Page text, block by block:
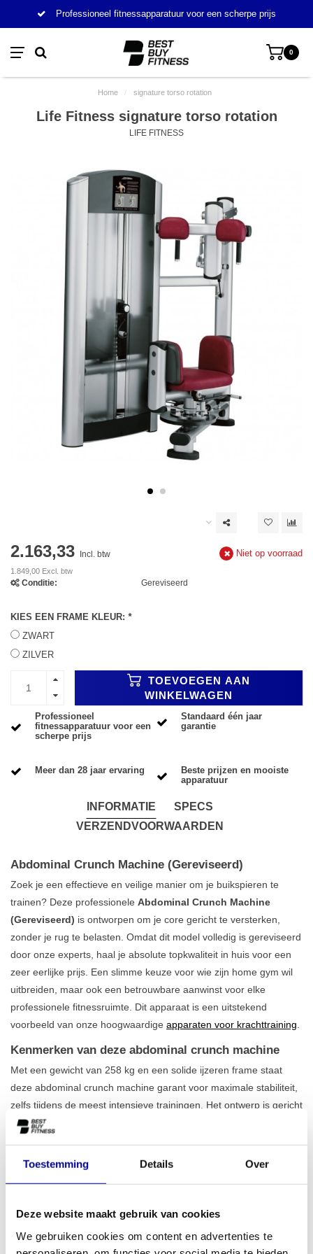
Toestemming Details Over
Deze website maakt gebruik van cookies
We gebruiken cookies om content en advertenties te
Professioneel fitnessapparatuur voor een scherpe prijs
0
Home / signature torso rotation
Life Fitness signature torso rotation
LIFE FITNESS
2.163,33 Incl. btw
1.849,00 Excl. btw
Niet op voorraad
Conditie: Gereviseerd
KIES EEN FRAME KLEUR: *
ZWART
ZILVER
TOEVOEGEN AAN
WINKELWAGEN
Professioneel
fitnessapparatuur voor een
scherpe prijs
Standaard één jaar
garantie
Meer dan 28 jaar ervaring
Beste prijzen en mooiste
apparatuur
INFORMATIE
SPECS
VERZENDVOORWAARDEN
Abdominal Crunch Machine (Gereviseerd)
Zoek je een effectieve en veilige manier om je buikspieren te
trainen? Deze professionele Abdominal Crunch Machine
(Gereviseerd) is ontworpen om je core gericht te versterken,
zonder je rug te belasten. Omdat dit model volledig is gereviseerd
door onze experts, haal je absolute topkwaliteit in huis voor een
zeer eerlijke prijs. Een slimme keuze voor wie zijn home gym wil
uitbreiden, maar ook een betrouwbare aanwinst voor elke
professionele fitnessruimte. Dit apparaat is een uitstekend
voorbeeld van onze hoogwaardige apparaten voor krachttraining.
Kenmerken van deze abdominal crunch machine
Met een gewicht van 258 kg en een solide ijzeren frame staat
deze abdominal crunch machine garant voor maximale stabiliteit,
zelfs tijdens de meest intensieve trainingen. Het ontwerp is gericht
op pure effectiviteit. De machine begeleidt je beweging, waardoor
uitvoering minimaal is. Dankzij de verstelbare onderdelen kan
toestel binnen ons aanbod voorcore training, gebouwd voor